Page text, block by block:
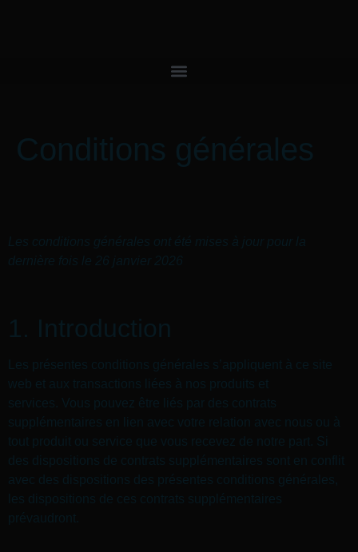
Conditions générales
Les conditions générales ont été mises à jour pour la
dernière fois le 26 janvier 2026
1. Introduction
Les présentes conditions générales s’appliquent à ce site
web et aux transactions liées à nos produits et
services. Vous pouvez être liés par des contrats
supplémentaires en lien avec votre relation avec nous ou à
tout produit ou service que vous recevez de notre part. Si
des dispositions de contrats supplémentaires sont en conflit
avec des dispositions des présentes conditions générales,
les dispositions de ces contrats supplémentaires
prévaudront.